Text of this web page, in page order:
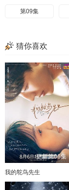
第09集
猜你喜欢
更新第06集
我的鸵鸟先生